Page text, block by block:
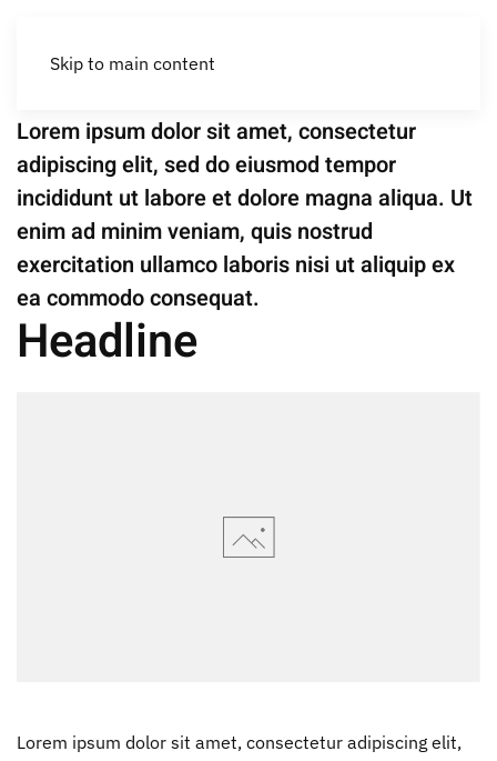
Skip to main content
Rehabilitación Can Kaki
Lorem ipsum dolor sit amet, consectetur
adipiscing elit, sed do eiusmod tempor
incididunt ut labore et dolore magna aliqua. Ut
enim ad minim veniam, quis nostrud
exercitation ullamco laboris nisi ut aliquip ex
ea commodo consequat.
Headline
Lorem ipsum dolor sit amet, consectetur adipiscing elit,